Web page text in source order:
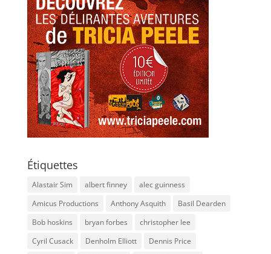
Étiquettes
Alastair Sim albert finney
alec guinness
Amicus Productions
Anthony Asquith
Basil Dearden
Bob hoskins
bryan forbes
christopher lee
Cyril Cusack
Denholm Elliott
Dennis Price